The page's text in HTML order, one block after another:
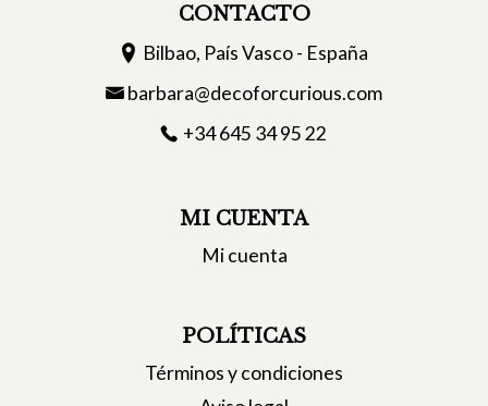
CONTACTO
Bilbao, País Vasco - España
barbara@decoforcurious.com
+34 645 34 95 22
MI CUENTA
Mi cuenta
POLÍTICAS
Términos y condiciones